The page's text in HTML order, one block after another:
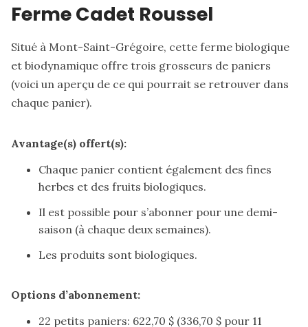
Ferme Cadet Roussel
Situé à Mont-Saint-Grégoire, cette ferme biologique
et biodynamique offre trois grosseurs de paniers
(voici un aperçu de ce qui pourrait se retrouver dans
chaque panier).
Avantage(s) offert(s):
Chaque panier contient également des fines
herbes et des fruits biologiques.
Il est possible pour s’abonner pour une demi-
saison (à chaque deux semaines).
Les produits sont biologiques.
Options d’abonnement:
22 petits paniers: 622,70 $ (336,70 $ pour 11